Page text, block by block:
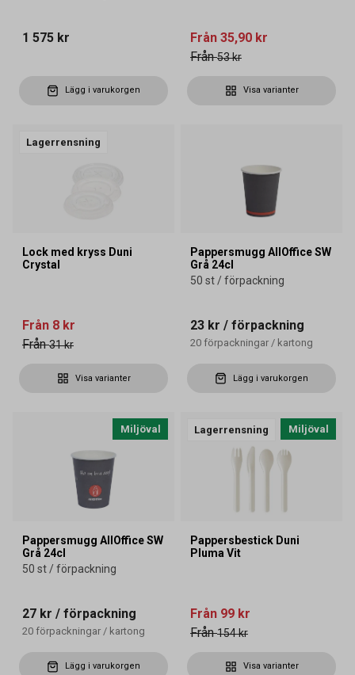
1 575 kr
Lägg i varukorgen
Från 35,90 kr
Från 53 kr
Visa varianter
Lagerrensning
Lock med kryss Duni
Crystal
Från 8 kr
Från 31 kr
Visa varianter
Pappersmugg AllOffice SW
Grå 24cl
50 st / förpackning
23 kr / förpackning
20 förpackningar / kartong
Lägg i varukorgen
Miljöval
Pappersmugg AllOffice SW
Grå 24cl
50 st / förpackning
27 kr / förpackning
20 förpackningar / kartong
Lägg i varukorgen
Lagerrensning Miljöval
Pappersbestick Duni
Pluma Vit
Från 99 kr
Från 154 kr
Visa varianter